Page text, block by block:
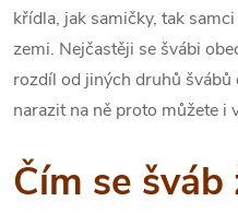
křídla, jak samičky, tak
zemi. Nejčastěji se švábi
rozdíl od jiných druhů
narazit na ně proto můžete i
Čím se šváb